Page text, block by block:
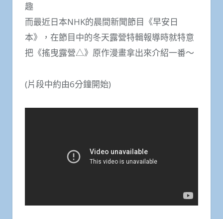
趣
而最近日本NHK的晨間新聞節目《早安日
本》，在節目中的冬天露營特輯報導時就特意
把《搖曳露營△》原作漫畫拿出來介紹一番～
(片段中約由6分鐘開始)